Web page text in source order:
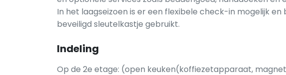
In het laagseizoen is er een flexibele check-in mogelijk
beveiligd sleutelkastje gebruikt.
Indeling
Op de 2e etage: (open keuken(koffiezetapparaat,